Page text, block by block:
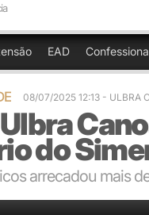
EAD
08/07/2025 12:13 - ULBRA
do
arrecadou mais